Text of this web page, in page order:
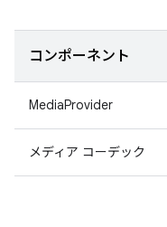
コンポーネント
MediaProvider
メディア コーデック